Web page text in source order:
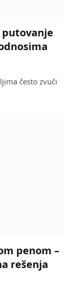
često zvuči
penom –
rešenja